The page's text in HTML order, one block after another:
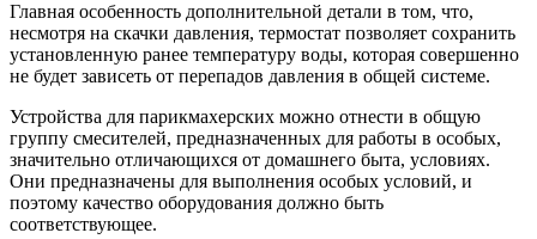
Главная особенность дополнительной детали в том, что,
несмотря на скачки давления, термостат позволяет сохранить
установленную ранее температуру воды, которая совершенно
не будет зависеть от перепадов давления в общей системе.
Устройства для парикмахерских можно отнести в общую
группу смесителей, предназначенных для работы в особых,
значительно отличающихся от домашнего быта, условиях.
Они предназначены для выполнения особых условий, и
поэтому качество оборудования должно быть
соответствующее.